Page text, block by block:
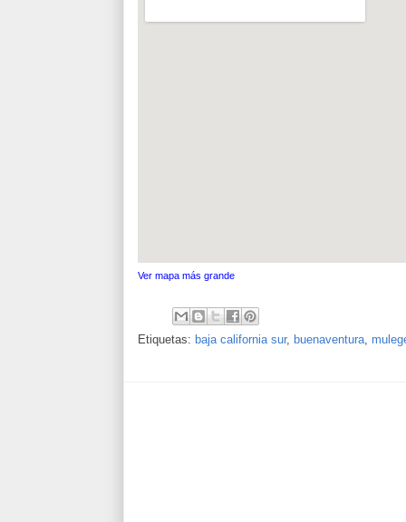
Ver mapa más grande
Etiquetas: baja california sur, buenaventura,